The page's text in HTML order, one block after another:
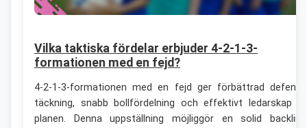
Vilka taktiska fördelar erbjuder 4-2-1-3-
formationen med en fejd?
4-2-1-3-formationen med en fejd ger förbättrad
täckning, snabb bollfördelning och effektivt ledarskap
planen. Denna uppställning möjliggör en solid